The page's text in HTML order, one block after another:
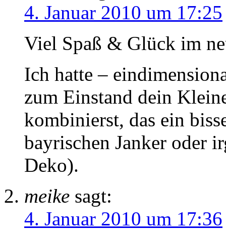
4. Januar 2010 um 17:25
Viel Spaß & Glück im
Ich hatte –
zum Einstand dein
kombinierst, das ein
bayrischen Janker oder
Deko).
meike sagt:
4. Januar 2010 um 17:36